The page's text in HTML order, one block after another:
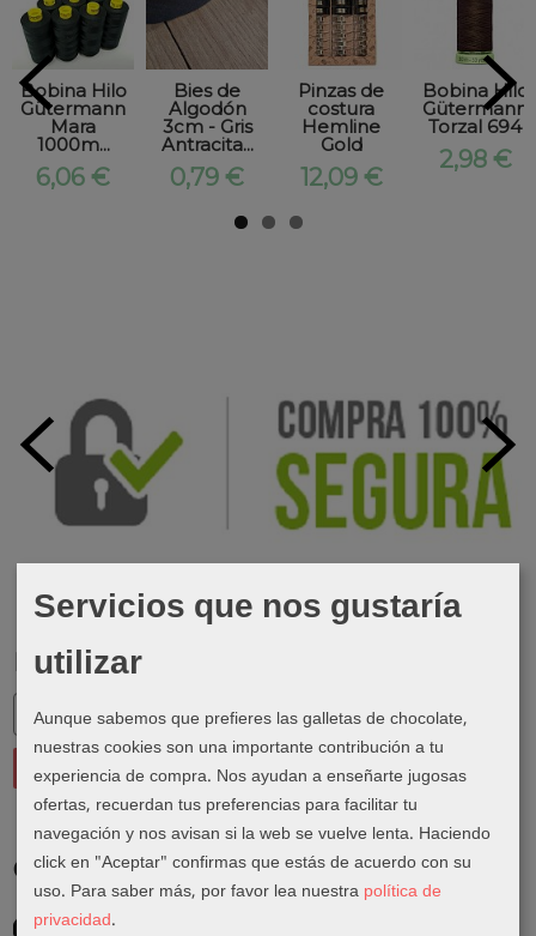
Marcas
Costes de Envío
GRATIS *
Bobina Hilo
Gütermann
Mara
1000m...
6,06 €
Bies de
Algodón
3cm - Gris
Antracita...
0,79 €
Pinzas de
costura
Hemline
Gold
12,09 €
Bobina Hilo
Gütermann
Torzal 694
2,98 €
Servicios que nos gustaría
utilizar
Aunque sabemos que prefieres las galletas de chocolate,
nuestras cookies son una importante contribución a tu
experiencia de compra. Nos ayudan a enseñarte jugosas
ofertas, recuerdan tus preferencias para facilitar tu
navegación y nos avisan si la web se vuelve lenta. Haciendo
click en "Aceptar" confirmas que estás de acuerdo con su
uso. Para saber más, por favor lea nuestra política de
privacidad.